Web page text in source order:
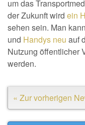
um das
der Zukunft wird ein
sehen sein. Man
und Handys neu auf
Nutzung öffentlicher
werden.
« Zur vorherigen